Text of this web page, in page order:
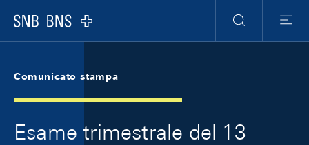
Logo
Ricerca
Menu
Comunicato stampa
Esame trimestrale del 13